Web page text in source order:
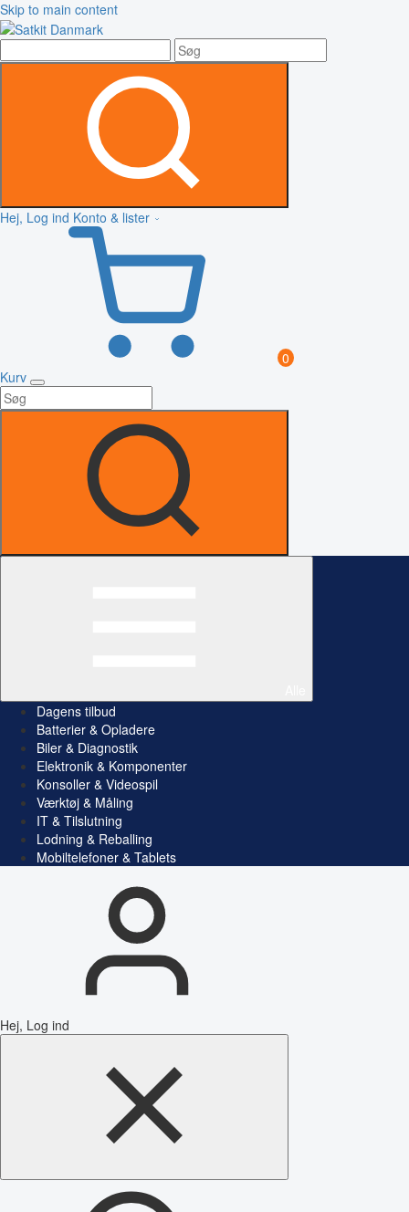
Skip to main content
Hej, Log ind Konto & lister
0
Kurv
Dagens tilbud
Batterier & Opladere
Biler & Diagnostik
Elektronik & Komponenter
Konsoller & Videospil
Værktøj & Måling
IT & Tilslutning
Lodning & Reballing
Mobiltelefoner & Tablets
Hej, Log ind